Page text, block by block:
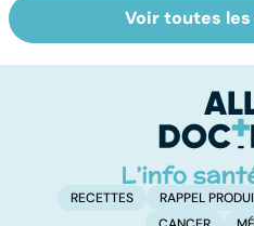
La tuberculose
pulmonaire
Voir toutes
RECETTES RAPPEL